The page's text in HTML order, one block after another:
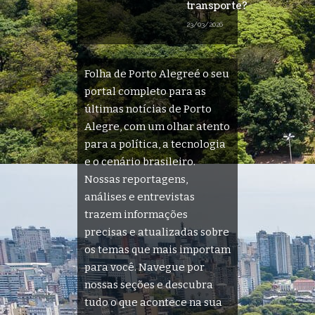
transporte?
23/03/2026
Folha de Porto Alegreé o seu
portal completo para as
últimas notícias de Porto
Alegre, com um olhar atento
para a política, a tecnologia
e o cenário brasileiro.
Nossas reportagens,
análises e entrevistas
trazem informações
precisas e atualizadas sobre
os temas que mais importam
para você. Navegue por
nossas seções e descubra
tudo o que acontece na sua